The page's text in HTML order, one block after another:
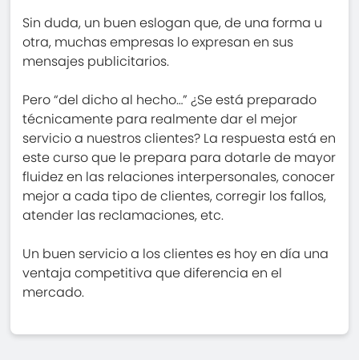
Sin duda, un buen eslogan que, de una forma u
otra, muchas empresas lo expresan en sus
mensajes publicitarios.
Pero “del dicho al hecho…” ¿Se está preparado
técnicamente para realmente dar el mejor
servicio a nuestros clientes? La respuesta está en
este curso que le prepara para dotarle de mayor
fluidez en las relaciones interpersonales, conocer
mejor a cada tipo de clientes, corregir los fallos,
atender las reclamaciones, etc.
Un buen servicio a los clientes es hoy en día una
ventaja competitiva que diferencia en el
mercado.